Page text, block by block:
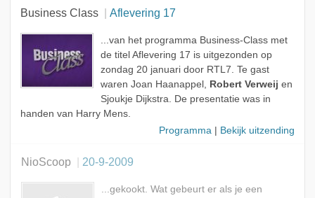
Gast
Business Class Aflevering 17
...van het programma Business-Class met
de titel Aflevering 17 is uitgezonden op
zondag 20 januari door RTL7. Te gast
waren Joan Haanappel, Robert Verweij en
Sjoukje Dijkstra. De presentatie was in
handen van Harry Mens.
Programma
Bekijk uitzending
NioScoop 20-9-2009
...gekookt. Wat gebeurt er als je een